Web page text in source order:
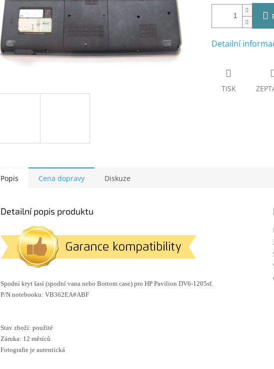
Detailní
TISK
Popis Cena dopravy Diskuze
Detailní popis produktu
Spodní kryt šasí (spodní vana nebo Bottom case) pro HP Pavilion DV6-1205sf.
P/N notebooku: VB362EA#ABF
Stav zboží: použité
Záruka: 12 měsíců
Fotografie je autentická